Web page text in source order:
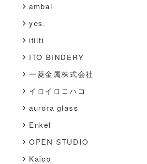
ambai
yes.
itiiti
ITO BINDERY
一菱金属株式会社
イロイロコハコ
aurora glass
Enkel
OPEN STUDIO
Kaico